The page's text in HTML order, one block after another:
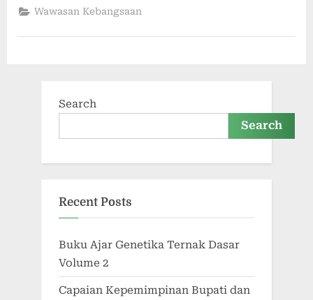
PERSATUAN
BANGSA”
Wawasan Kebangsaan
Search
Search
Recent Posts
Buku Ajar Genetika Ternak Dasar
Volume 2
Capaian Kepemimpinan Bupati dan